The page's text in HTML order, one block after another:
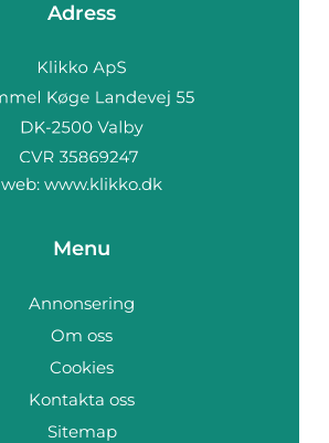
Adress
web: www.klikko.dk
Menu
Annonsering
Om oss
Cookies
Kontakta oss
Sitemap